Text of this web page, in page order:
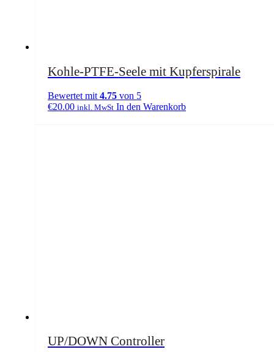
Kohle-PTFE-Seele mit Kupferspirale
Bewertet mit 4.75 von 5
€20.00 inkl. MwSt In den Warenkorb
UP/DOWN Controller